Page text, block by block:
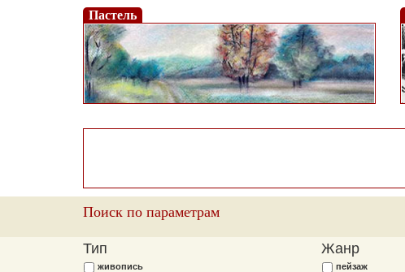
Пастель
Поиск по параметрам
Тип
живопись
Жанр
пейзаж